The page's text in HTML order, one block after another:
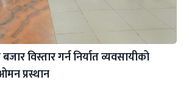
विस्तार गर्न निर्यात व्यवसायीको
प्रस्थान